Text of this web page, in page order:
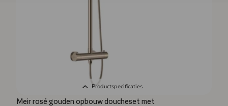
Productspecificaties
Meir rosé gouden opbouw doucheset met